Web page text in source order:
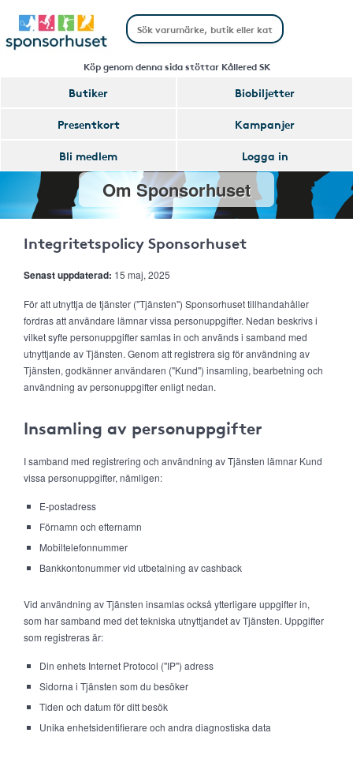
Köp genom denna sida stöttar Kållered SK
Butiker
Biobiljetter
Presentkort
Kampanjer
Bli medlem
Logga in
Om Sponsorhuset
Integritetspolicy Sponsorhuset
Senast uppdaterad: 15 maj, 2025
För att utnyttja de tjänster ("Tjänsten") Sponsorhuset tillhandahåller
fordras att användare lämnar vissa personuppgifter. Nedan beskrivs i
vilket syfte personuppgifter samlas in och används i samband med
utnyttjande av Tjänsten. Genom att registrera sig för användning av
Tjänsten, godkänner användaren ("Kund") insamling, bearbetning och
användning av personuppgifter enligt nedan.
Insamling av personuppgifter
I samband med registrering och användning av Tjänsten lämnar Kund
vissa personuppgifter, nämligen:
E-postadress
Förnamn och efternamn
Mobiltelefonnummer
Bankkontonummer vid utbetalning av cashback
Vid användning av Tjänsten insamlas också ytterligare uppgifter in,
som har samband med det tekniska utnyttjandet av Tjänsten. Uppgifter
som registreras är:
Din enhets Internet Protocol ("IP") adress
Sidorna i Tjänsten som du besöker
Tiden och datum för ditt besök
Unika enhetsidentifierare och andra diagnostiska data